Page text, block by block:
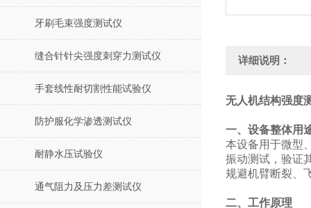
牙刷毛束强度测试仪
缝合针针尖强度刺穿力测试仪
手套线性耐切割性能试验仪
防护服化学渗透测试仪
耐静水压试验仪
通气阻力及压力差测试仪
详细说明：
无人机结构强度
一、设备整体用
本设备用于微型
振动测试，验证
规避机臂断裂、
二、工作原理